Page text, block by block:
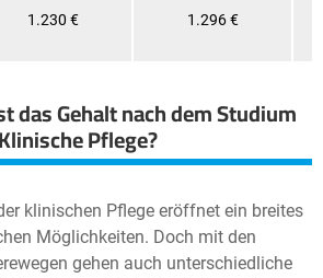
1.230 € 1.296 €
das Gehalt nach dem Studium
Klinische Pflege?
klinischen Pflege eröffnet ein breites
Möglichkeiten. Doch mit den
gehen auch unterschiedliche